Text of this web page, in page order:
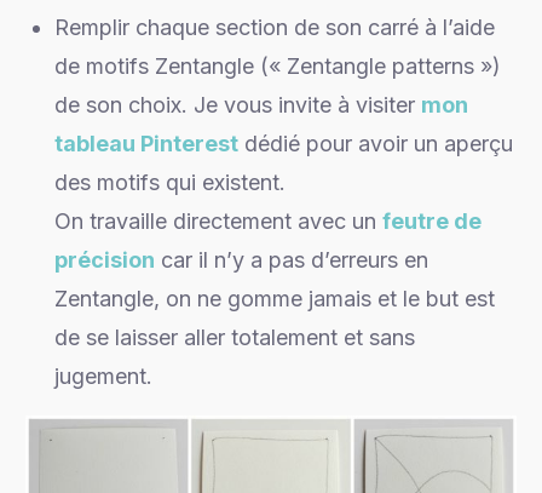
Remplir chaque section de son carré à l’aide
de motifs Zentangle (« Zentangle patterns »)
de son choix. Je vous invite à visiter mon
tableau Pinterest dédié pour avoir un aperçu
des motifs qui existent.
On travaille directement avec un feutre de
précision car il n’y a pas d’erreurs en
Zentangle, on ne gomme jamais et le but est
de se laisser aller totalement et sans
jugement.